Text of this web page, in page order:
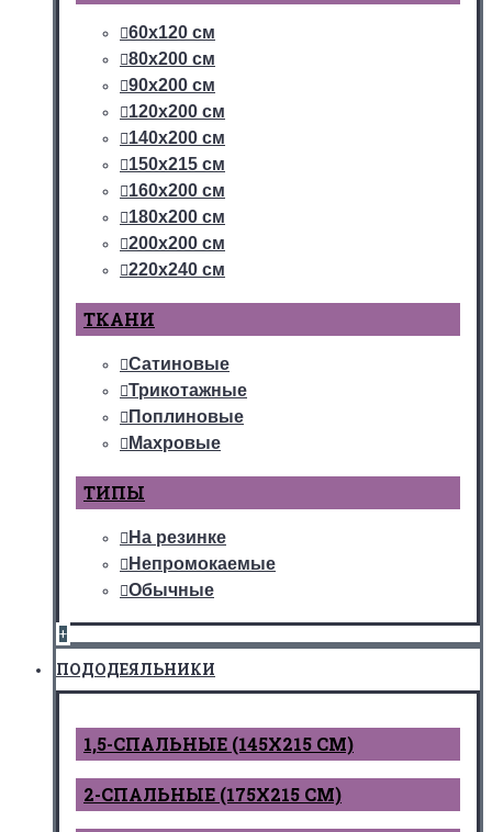
60х120 см
80х200 см
90х200 см
120х200 см
140х200 см
150х215 см
160х200 см
180х200 см
200х200 см
220х240 см
ТКАНИ
Сатиновые
Трикотажные
Поплиновые
Махровые
ТИПЫ
На резинке
Непромокаемые
Обычные
+
ПОДОДЕЯЛЬНИКИ
1,5-СПАЛЬНЫЕ (145Х215 СМ)
2-СПАЛЬНЫЕ (175Х215 СМ)